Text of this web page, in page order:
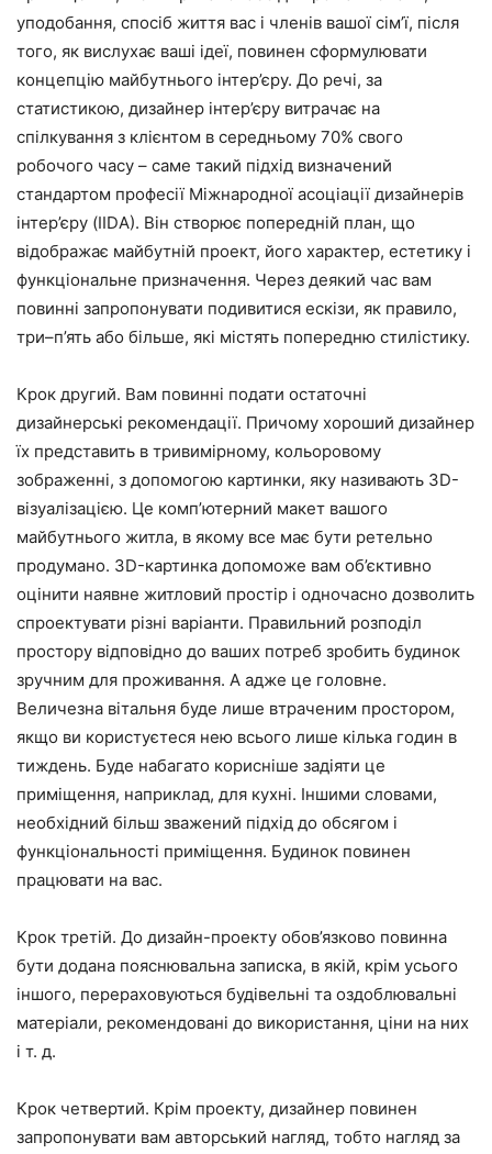
уподобання, спосіб життя вас і членів вашої сім’ї, після
того, як вислухає ваші ідеї, повинен сформулювати
концепцію майбутнього інтер’єру. До речі, за
статистикою, дизайнер інтер’єру витрачає на
спілкування з клієнтом в середньому 70% свого
робочого часу – саме такий підхід визначений
стандартом професії Міжнародної асоціації дизайнерів
інтер’єру (IIDА). Він створює попередній план, що
відображає майбутній проект, його характер, естетику і
функціональне призначення. Через деякий час вам
повинні запропонувати подивитися ескізи, як правило,
три–п’ять або більше, які містять попередню стилістику.
Крок другий. Вам повинні подати остаточні
дизайнерські рекомендації. Причому хороший дизайнер
їх представить в тривимірному, кольоровому
зображенні, з допомогою картинки, яку називають 3D-
візуалізацією. Це комп’ютерний макет вашого
майбутнього житла, в якому все має бути ретельно
продумано. 3D-картинка допоможе вам об’єктивно
оцінити наявне житловий простір і одночасно дозволить
спроектувати різні варіанти. Правильний розподіл
простору відповідно до ваших потреб зробить будинок
зручним для проживання. А адже це головне.
Величезна вітальня буде лише втраченим простором,
якщо ви користуєтеся нею всього лише кілька годин в
тиждень. Буде набагато корисніше задіяти це
приміщення, наприклад, для кухні. Іншими словами,
необхідний більш зважений підхід до обсягом і
функціональності приміщення. Будинок повинен
працювати на вас.
Крок третій. До дизайн-проекту обов’язково повинна
бути додана пояснювальна записка, в якій, крім усього
іншого, перераховуються будівельні та оздоблювальні
матеріали, рекомендовані до використання, ціни на них
і т. д.
Крок четвертий. Крім проекту, дизайнер повинен
запропонувати вам авторський нагляд, тобто нагляд за